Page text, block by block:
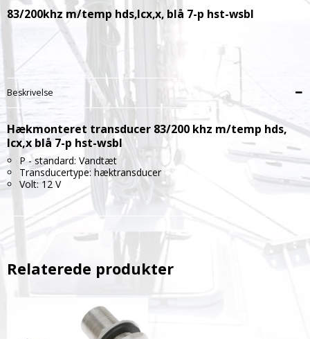
83/200khz m/temp hds,lcx,x, blå 7-p hst-wsbl
Beskrivelse
Hækmonteret transducer 83/200 khz m/temp hds,
lcx,x blå 7-p hst-wsbl
P - standard: Vandtæt
Transducertype: hæktransducer
Volt: 12 V
Relaterede produkter